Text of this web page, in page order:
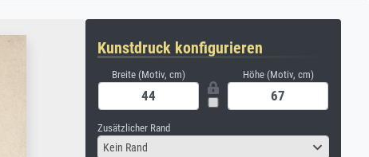
Kunstdruck konfigurieren
Breite (Motiv, cm) Höhe (Motiv, cm)
Zusätzlicher Rand
Kein Rand